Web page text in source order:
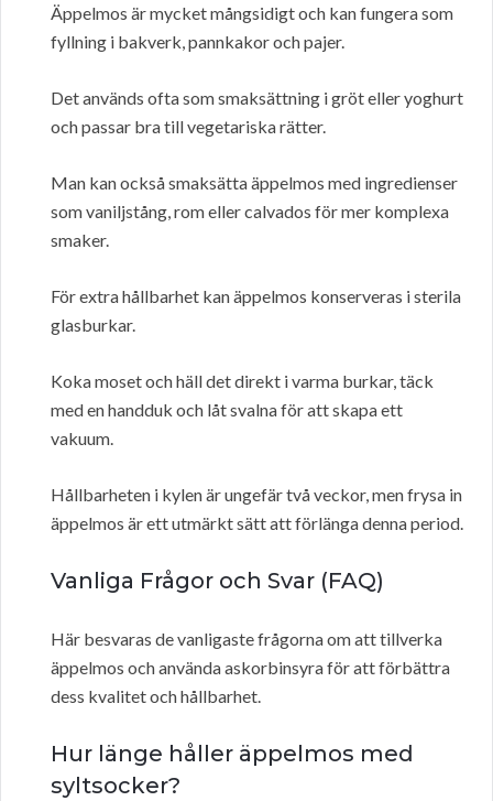
Äppelmos är mycket mångsidigt och kan fungera som
fyllning i bakverk, pannkakor och pajer.
Det används ofta som smaksättning i gröt eller yoghurt
och passar bra till vegetariska rätter.
Man kan också smaksätta äppelmos med ingredienser
som vaniljstång, rom eller calvados för mer komplexa
smaker.
För extra hållbarhet kan äppelmos konserveras i sterila
glasburkar.
Koka moset och häll det direkt i varma burkar, täck
med en handduk och låt svalna för att skapa ett
vakuum.
Hållbarheten i kylen är ungefär två veckor, men frysa in
äppelmos är ett utmärkt sätt att förlänga denna period.
Vanliga Frågor och Svar (FAQ)
Här besvaras de vanligaste frågorna om att tillverka
äppelmos och använda askorbinsyra för att förbättra
dess kvalitet och hållbarhet.
Hur länge håller äppelmos med
syltsocker?